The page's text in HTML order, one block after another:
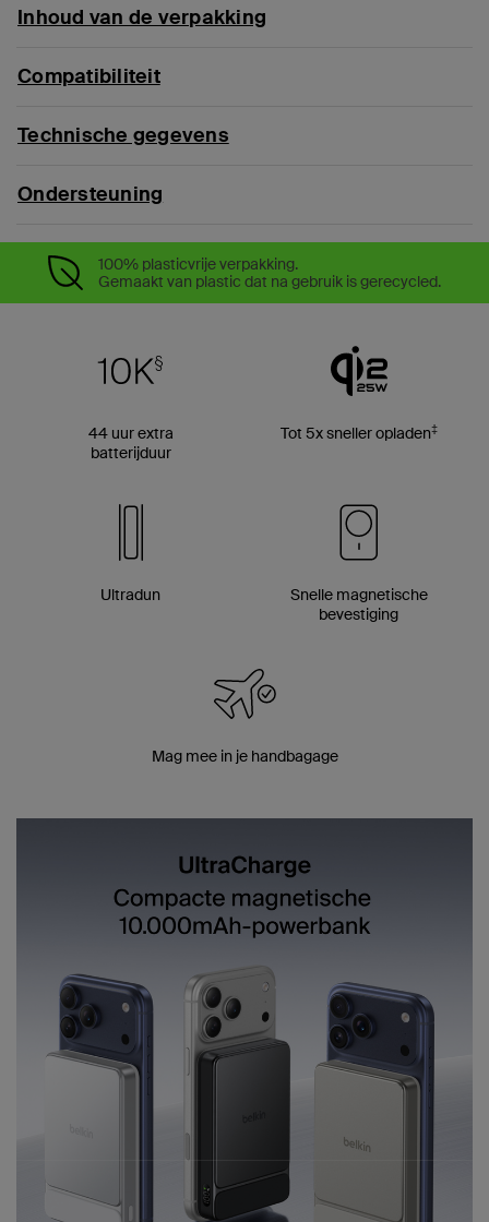
Inhoud van de verpakking
Compatibiliteit
Technische gegevens
Ondersteuning
100% plasticvrije verpakking.
Gemaakt van plastic dat na gebruik is gerecycled.
44 uur extra
batterijduur
Tot 5x sneller opladen‡
Ultradun
Snelle magnetische
bevestiging
Mag mee in je handbagage